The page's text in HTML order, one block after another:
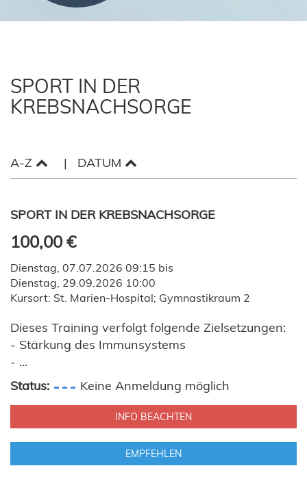
SPORT IN DER
KREBSNACHSORGE
A-Z DATUM
SPORT IN DER KREBSNACHSORGE
100,00 €
Dienstag, 07.07.2026 09:15 bis
Dienstag, 29.09.2026 10:00
Kursort: St. Marien-Hospital; Gymnastikraum 2
Dieses Training verfolgt folgende Zielsetzungen:
- Stärkung des Immunsystems
- ...
Status:
Keine Anmeldung möglich
INFO BEACHTEN
EMPFEHLEN